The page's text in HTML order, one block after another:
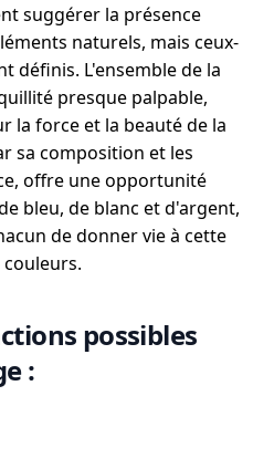
suggérer la présence
naturels, mais ceux-
définis. L'ensemble de la
presque palpable,
la force et la beauté de la
sa composition et les
offre une opportunité
bleu, de blanc et d'argent,
de donner vie à cette
possibles
:
de coeurs